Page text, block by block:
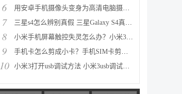
6 用安卓手机摄像头变身为高清电脑摄像头让QQ视频更清晰
7 三星s4怎么辨别真假 三星Galaxy S4真伪鉴别图解
8 小米手机屏幕触控失灵怎么办？小米3屏幕失灵问题解决
9 手机卡怎么剪成小卡？手机SIM卡剪卡教程图文介绍
10 小米3打开usb调试方法 小米3usb调试在哪？